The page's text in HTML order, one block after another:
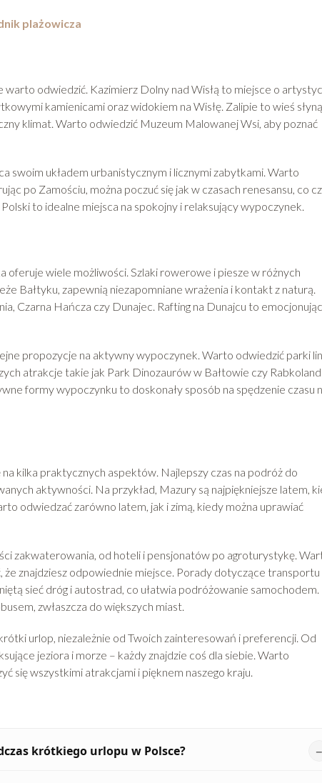
plażowicza
odwiedzić. Kazimierz Dolny nad Wisłą to miejsce o
kamienicami oraz widokiem na Wisłę. Zalipie to wieś
klimat. Warto odwiedzić Muzeum Malowanej Wsi, aby poznać
swoim układem urbanistycznym i licznymi zabytkami. Warto
po Zamościu, można poczuć się jak w czasach renesansu, co
to idealne miejsca na spokojny i relaksujący wypoczynek.
wiele możliwości. Szlaki rowerowe i piesze w różnych
Bałtyku, zapewnią niezapomniane wrażenia i kontakt z naturą.
Czarna Hańcza czy Dunajec. Rafting na Dunajcu to
propozycje na aktywny wypoczynek. Warto odwiedzić parki
atrakcje takie jak Park Dinozaurów w Bałtowie czy
formy wypoczynku to doskonały sposób na spędzenie czasu
kilka praktycznych aspektów. Najlepszy czas na podróż do
aktywności. Na przykład, Mazury są najpiękniejsze latem,
odwiedzać zarówno latem, jak i zimą, kiedy można uprawiać
zakwaterowania, od hoteli i pensjonatów po agroturystykę.
znajdziesz odpowiednie miejsce. Porady dotyczące transportu
sieć dróg i autostrad, co ułatwia podróżowanie samochodem.
zwłaszcza do większych miast.
urlop, niezależnie od Twoich zainteresowań i preferencji. Od
jeziora i morze – każdy znajdzie coś dla siebie. Warto
się wszystkimi atrakcjami i pięknem naszego kraju.
krótkiego urlopu w Polsce?